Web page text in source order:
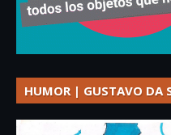
HUMOR | GUSTAVO DA